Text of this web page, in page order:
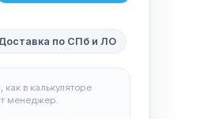
по СПб и ЛО
в калькуляторе
менеджер.